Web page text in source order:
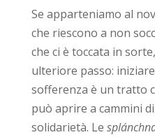
Se apparteniamo al
che riescono a non
che ci è toccata in
ulteriore passo:
sofferenza è un tratto
può aprire a cammini
solidarietà. Le